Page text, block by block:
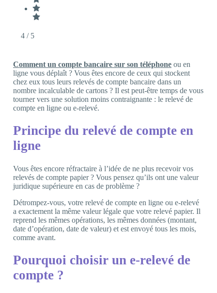
4 / 5
Comment un compte bancaire sur son téléphone ou en
ligne vous déplaît ? Vous êtes encore de ceux qui stockent
chez eux tous leurs relevés de compte bancaire dans un
nombre incalculable de cartons ? Il est peut-être temps de vous
tourner vers une solution moins contraignante : le relevé de
compte en ligne ou e-relevé.
Principe du relevé de compte en
ligne
Vous êtes encore réfractaire à l’idée de ne plus recevoir vos
relevés de compte papier ? Vous pensez qu’ils ont une valeur
juridique supérieure en cas de problème ?
Détrompez-vous, votre relevé de compte en ligne ou e-relevé
a exactement la même valeur légale que votre relevé papier. Il
reprend les mêmes opérations, les mêmes données (montant,
date d’opération, date de valeur) et est envoyé tous les mois,
comme avant.
Pourquoi choisir un e-relevé de
compte ?